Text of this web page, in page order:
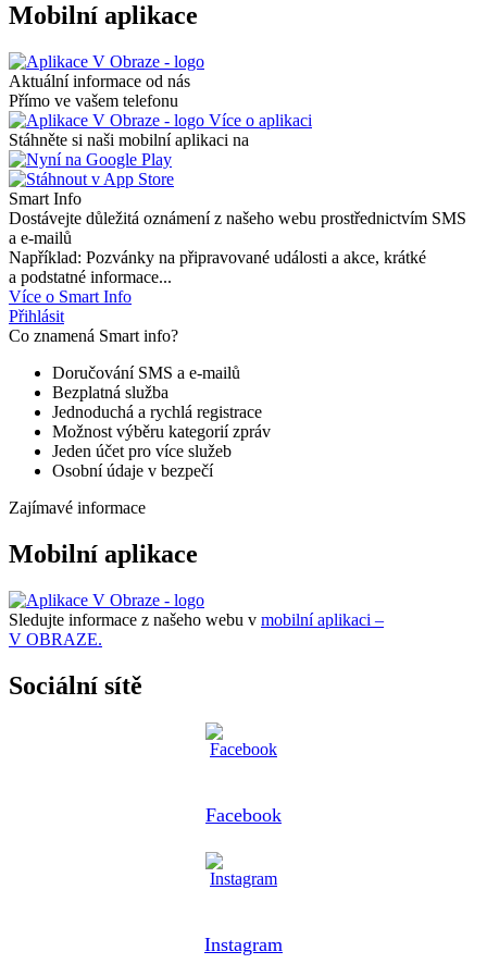
Mobilní aplikace
Aktuální informace od nás
Přímo ve vašem telefonu
Více o aplikaci
Stáhněte si naši mobilní aplikaci na
Smart Info
Dostávejte důležitá oznámení z našeho webu prostřednictvím SMS
a e-mailů
Například: Pozvánky na připravované události a akce, krátké
a podstatné informace...
Více o Smart Info
Přihlásit
Co znamená Smart info?
Doručování SMS a e-mailů
Bezplatná služba
Jednoduchá a rychlá registrace
Možnost výběru kategorií zpráv
Jeden účet pro více služeb
Osobní údaje v bezpečí
Zajímavé informace
Mobilní aplikace
Sledujte informace z našeho webu v mobilní aplikaci –
V OBRAZE.
Sociální sítě
Facebook
Instagram